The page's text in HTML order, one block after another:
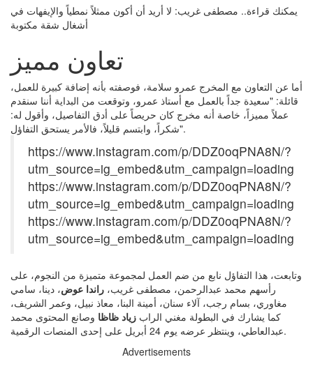
يمكنك قراءة.. مصطفى غريب: لا أريد أن أكون ممثلاً نمطياً والإيفهات في
أشغال شقة مكتوبة
تعاون مميز
أما عن التعاون مع المخرج عمرو سلامة، فوصفته بأنه إضافة كبيرة للعمل،
قائلة: "سعيدة جداً بالعمل مع أستاذ عمرو، وتوقعت من البداية أننا سنقدم
عملاً مميزاً، خاصة أنه مخرج كان حريصاً على أدق التفاصيل، وأقول له:
شكراً، وابتسم قليلاً، فالأمر يستحق التفاؤل".
https://www.instagram.com/p/DDZ0oqPNA8N/?
utm_source=ig_embed&utm_campaign=loading
https://www.instagram.com/p/DDZ0oqPNA8N/?
utm_source=ig_embed&utm_campaign=loading
https://www.instagram.com/p/DDZ0oqPNA8N/?
utm_source=ig_embed&utm_campaign=loading
وتابعت، هذا التفاؤل نابع من ضم العمل لمجموعة متميزة من النجوم، على
رأسهم محمد عبدالرحمن، مصطفى غريب، راندا عوض، دينا، سامي
مغاوري، بسام رجب، آلاء سنان، أمينة البنا، معاذ نبيل، وعمر الشريف،
كما يشارك في البطولة مغني الراب زياد ظاظا وصانع المحتوى محمد
عبدالعاطي، وينتظر عرضه يوم 24 أبريل على إحدى المنصات الرقمية.
Advertisements